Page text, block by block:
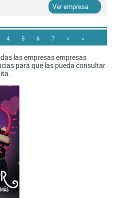
Ver empresa
4 5 6 7 > »
las empresas empresas
para que las pueda consultar